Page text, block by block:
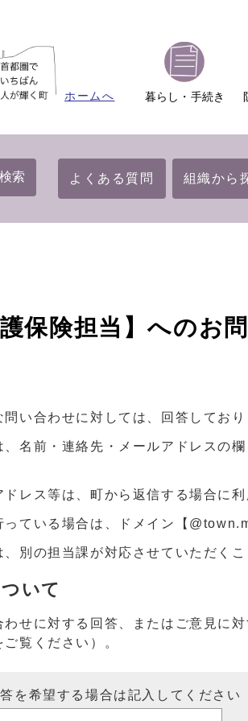
ホームへ 暮らし・手続き
検索 よくある質問 組織から
護保険担当】へのお
い合わせに対しては、回答しており
名前・連絡先・メールアドレスの
レス等は、町から返信する場合に利
っている場合は、ドメイン【
別の担当課が対応させていただくこ
いて
せに対する回答、またはご意見に
ご覧ください）。
希望する場合は記入してください